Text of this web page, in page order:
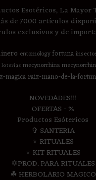
Esotéricos, La Mayor
de 7000 artículos
exclusivos y de
entomologyfortuna
loterias mecynorrhina
magica raiz-mano-de-la-
NOVEDADES!!!
OFERTAS - %
Productos Esótericos
✞ SANTERIA
♆ RITUALES
♆ KIT RITUALES
✡PROD. PARA RITUALES
☘ HERBOLARIO MAGICO